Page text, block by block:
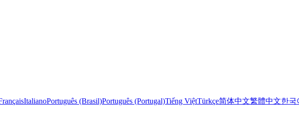
ItalianoPortuguês (Brasil)Português (Portugal)Tiếng ViệtTürkçe简体中文繁體中文한국